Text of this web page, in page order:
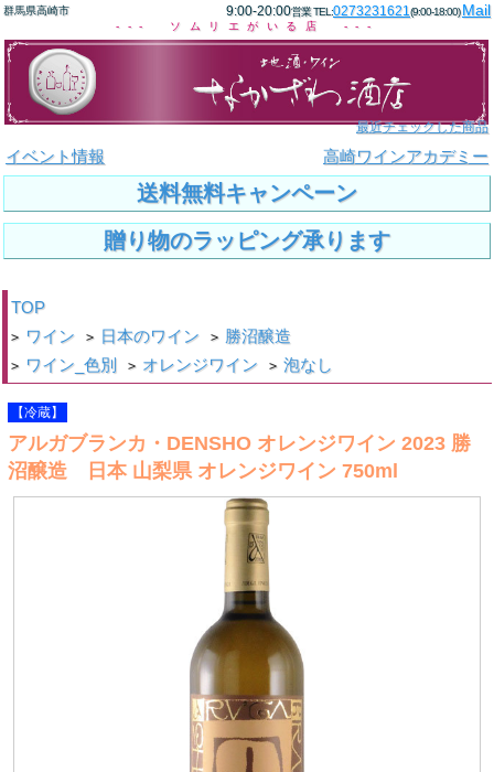
群馬県高崎市 9:00-20:00営業 TEL:0273231621(9:00-18:00)Mail
--- ソムリエがいる店 ---
最近チェックした商品
イベント情報 高崎ワインアカデミー
送料無料キャンペーン
贈り物のラッピング承ります
TOP
> ワイン > 日本のワイン > 勝沼醸造
> ワイン_色別 > オレンジワイン > 泡なし
【冷蔵】
アルガブランカ・DENSHO オレンジワイン 2023 勝
沼醸造 日本 山梨県 オレンジワイン 750ml